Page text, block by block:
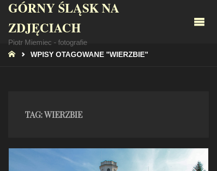
GÓRNY ŚLĄSK NA
ZDJĘCIACH
Piotr Miemiec - fotografie
STRONA
WPISY OTAGOWANE "WIERZBIE"
TAG:WIERZBIE